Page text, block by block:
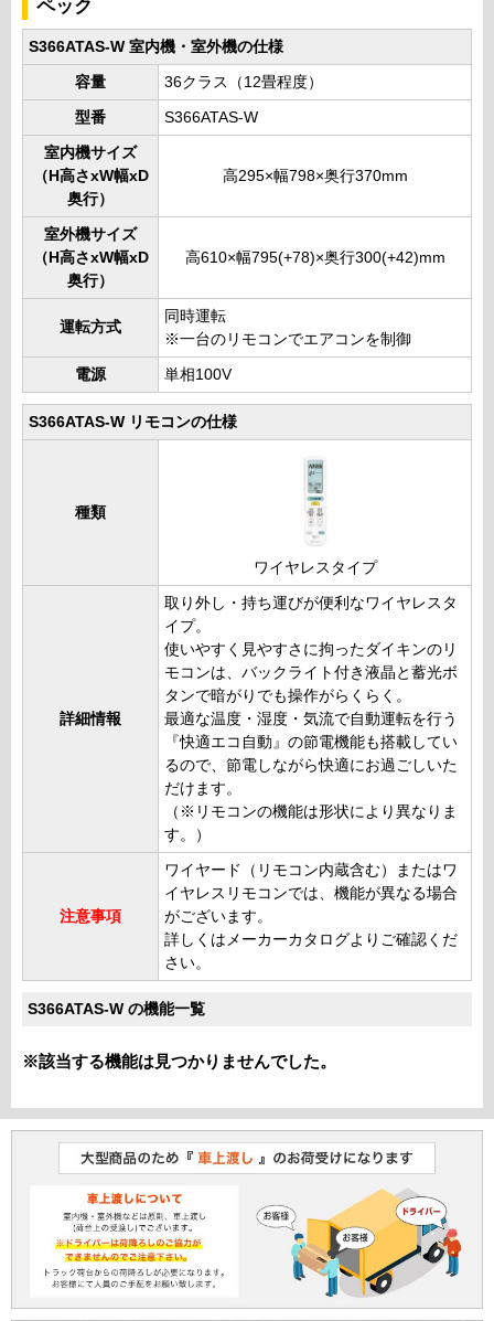
ペック
S366ATAS-W 室内機・室外機の仕様
容量 36クラス（12畳程度）
型番 S366ATAS-W
室内機サイズ
（H高さxW幅xD
奥行）
高295×幅798×奥行370mm
室外機サイズ
（H高さxW幅xD
奥行）
高610×幅795(+78)×奥行300(+42)mm
運転方式
同時運転
※一台のリモコンでエアコンを制御
電源 単相100V
S366ATAS-W リモコンの仕様
種類
ワイヤレスタイプ
詳細情報
取り外し・持ち運びが便利なワイヤレスタ
イプ。
使いやすく見やすさに拘ったダイキンのリ
モコンは、バックライト付き液晶と蓄光ボ
タンで暗がりでも操作がらくらく。
最適な温度・湿度・気流で自動運転を行う
『快適エコ自動』の節電機能も搭載してい
るので、節電しながら快適にお過ごしいた
だけます。
（※リモコンの機能は形状により異なりま
す。）
注意事項
ワイヤード（リモコン内蔵含む）またはワ
イヤレスリモコンでは、機能が異なる場合
がございます。
詳しくはメーカーカタログよりご確認くだ
さい。
S366ATAS-W の機能一覧
※該当する機能は見つかりませんでした。